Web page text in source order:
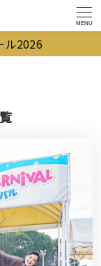
MENU
ル2026